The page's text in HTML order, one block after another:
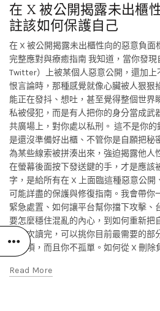
在 X 被公開揭露未出櫃
註該如何保護自己
在 X 被公開揭露未出櫃性向的惡意負
完整應對與療癒指南 我知道，當你發
Twitter）上被某個人惡意公開，還加
恨言論時，那種感覺就像心臟被人狠狠
能正在發抖、想吐，甚至覺得整個世界
私被侵犯，而是有人把你的身分當成武
共廣場上，對你處以私刑。 這不是你
是還沒準備好出櫃、不管你是自願把秘
為某些線索被拼湊出來，強迫揭露他人
在螢幕後面按下發送鍵的手，才是應該
字，是給所有在 X 上面臨這種惡意公
可能詳盡的保護與修復指南。我會帶你
緊急處置、如何讓平台幫你擋下攻擊、
要怎麼穩住混亂的內心，到如何重新把
要一次讀完，可以挑你目前最需要的
有選項，而且你不孤單。如何從 X 刪除
Read More